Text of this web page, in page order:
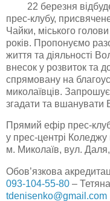
22 березня
прес-клубу,
Чайки, міського
років. Пропонуємо
життя та діяльності
внесок у розвиток та
спрямовану на
миколаївців.
згадати та
Прямий ефір прес-
у прес-центрі
м. Миколаїв, вул.
Обов’язкова
093-104-55-80 –
tdenisenko@gmail .com